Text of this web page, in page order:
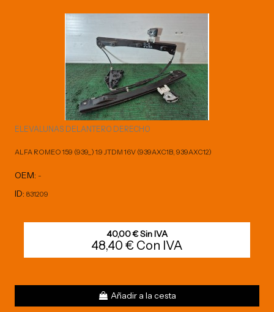
ELEVALUNAS DELANTERO DERECHO
ALFA ROMEO 159 (939_) 1.9 JTDM 16V (939AXC1B, 939AXC12)
OEM: -
ID: 831209
40,00 € Sin IVA
48,40 € Con IVA
Añadir a la cesta